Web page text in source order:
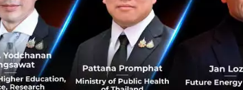
เดล ChatGPT-4o สามารถประมวลผลข้อความ
ป้อนข้อมูลแบบหลายโหมดนี้ได้รับการออกแบบ
ละปลดล็อคความเป็นไปได้ใหม่ๆ ให้กับผู้ป่วยต่อ